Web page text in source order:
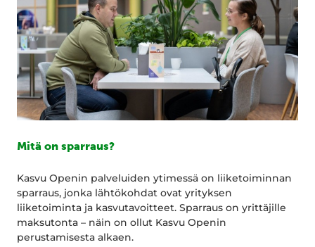
Mitä on sparraus?
Kasvu Openin palveluiden ytimessä on liiketoiminnan
sparraus, jonka lähtökohdat ovat yrityksen
liiketoiminta ja kasvutavoitteet. Sparraus on yrittäjille
maksutonta – näin on ollut Kasvu Openin
perustamisesta alkaen.